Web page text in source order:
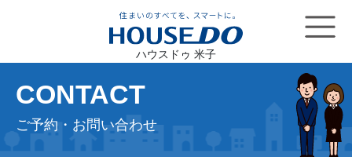
ハウスドゥ 米子
CONTACT
ご予約・お問い合わせ